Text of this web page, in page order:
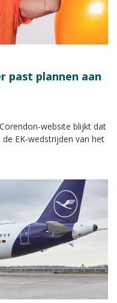
past plannen aan
website blijkt dat
EK-wedstrijden van het